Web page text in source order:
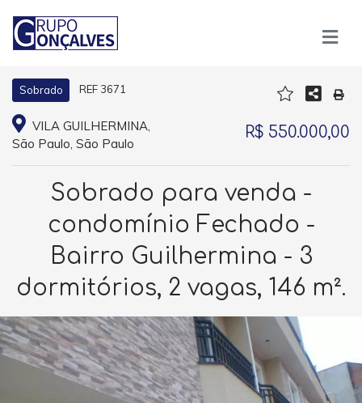
Sobrado REF 3671
VILA GUILHERMINA,
São Paulo, São Paulo
R$ 550.000,00
Sobrado para venda -
condomínio Fechado -
Bairro Guilhermina - 3
dormitórios, 2 vagas, 146 m².